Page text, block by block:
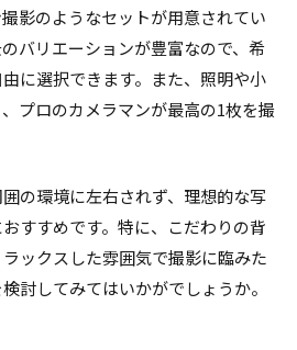
影のようなセットが用意されてい
バリエーションが豊富なので、希
に選択できます。また、照明や小
プロのカメラマンが最高の1枚を撮
の環境に左右されず、理想的な写
すすめです。特に、こだわりの背
ックスした雰囲気で撮影に臨みた
討してみてはいかがでしょうか。